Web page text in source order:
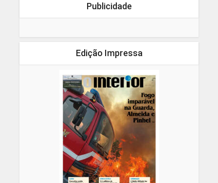
Publicidade
Edição Impressa